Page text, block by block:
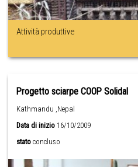
Attività produttive
Progetto sciarpe COOP Solidal
Kathmandu ,Nepal
Data di inizio 16/10/2009
stato concluso